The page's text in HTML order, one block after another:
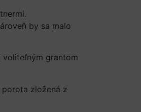
by sa malo
voliteľným grantom
zložená z